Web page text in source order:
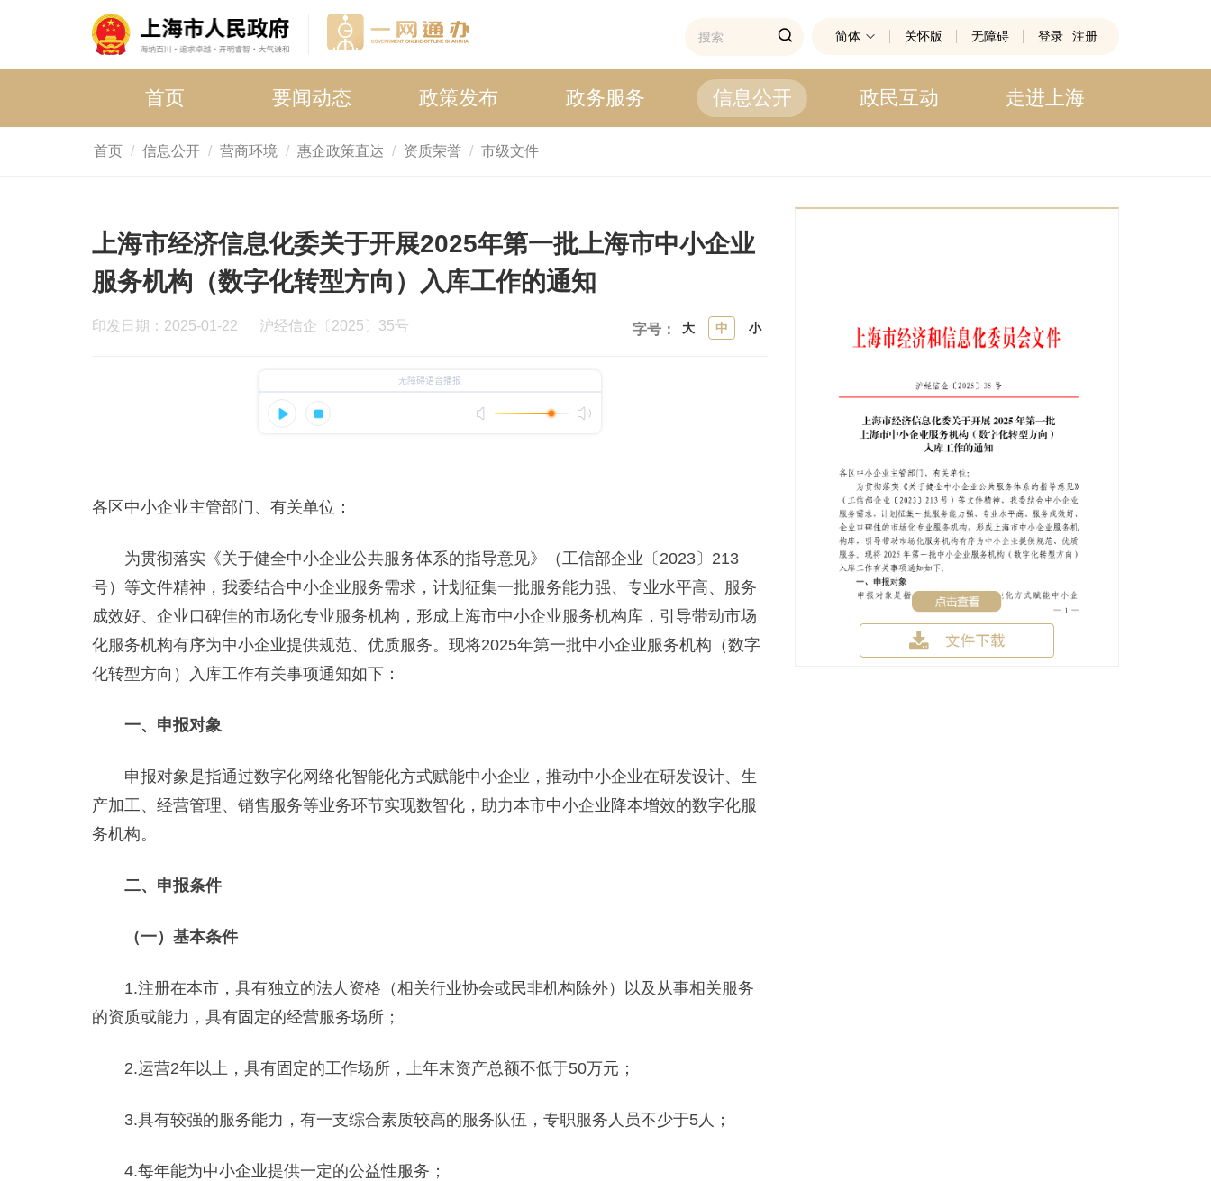
简体 关怀版 无障碍 登录 注册
首页 要闻动态 政策发布 政务服务 信息公开 政民互动 走进上海
首页 信息公开 营商环境 惠企政策直达 资质荣誉 市级文件
上海市经济信息化委关于开展2025年第一批上海市中小企业
服务机构（数字化转型方向）入库工作的通知
印发日期：2025-01-22 沪经信企〔2025〕35号 字号： 大 中 小
各区中小企业主管部门、有关单位：
为贯彻落实《关于健全中小企业公共服务体系的指导意见》（工信部企业〔2023〕213
号）等文件精神，我委结合中小企业服务需求，计划征集一批服务能力强、专业水平高、服务
成效好、企业口碑佳的市场化专业服务机构，形成上海市中小企业服务机构库，引导带动市场
化服务机构有序为中小企业提供规范、优质服务。现将2025年第一批中小企业服务机构（数字
化转型方向）入库工作有关事项通知如下：
一、申报对象
申报对象是指通过数字化网络化智能化方式赋能中小企业，推动中小企业在研发设计、生
产加工、经营管理、销售服务等业务环节实现数智化，助力本市中小企业降本增效的数字化服
务机构。
二、申报条件
（一）基本条件
1.注册在本市，具有独立的法人资格（相关行业协会或民非机构除外）以及从事相关服务
的资质或能力，具有固定的经营服务场所；
2.运营2年以上，具有固定的工作场所，上年末资产总额不低于50万元；
3.具有较强的服务能力，有一支综合素质较高的服务队伍，专职服务人员不少于5人；
4.每年能为中小企业提供一定的公益性服务；